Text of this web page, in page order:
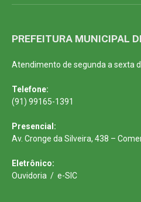
PREFEITURA MUNICIPAL
Atendimento de segunda a sexta
Telefone:
(91) 99165-1391
Presencial:
Av. Cronge da Silveira, 438 –
Eletrônico:
Ouvidoria / e-SIC